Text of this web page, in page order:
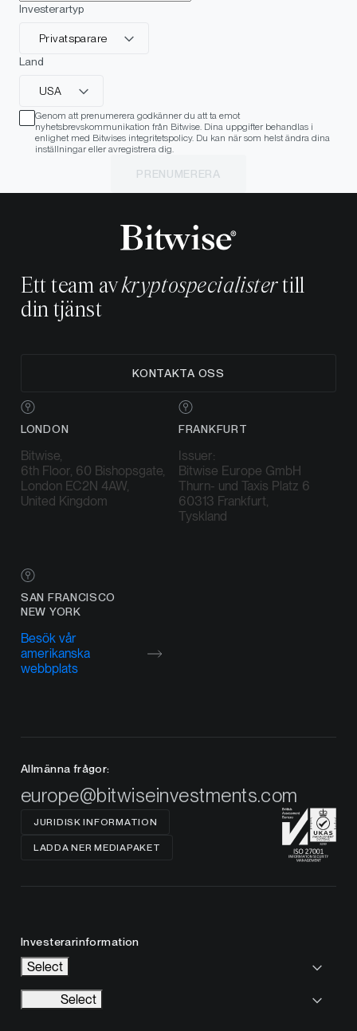
Investerartyp
Privatsparare
Land
USA
Genom att prenumerera godkänner du att ta emot
nyhetsbrevskommunikation från Bitwise. Dina uppgifter behandlas i
enlighet med Bitwises integritetspolicy. Du kan när som helst ändra dina
inställningar eller avregistrera dig.
PRENUMERERA
Ett team avkryptospecialistertill
din tjänst
KONTAKTA OSS
LONDON
Bitwise,
6th Floor, 60 Bishopsgate,
London EC2N 4AW,
United Kingdom
FRANKFURT
Issuer:
Bitwise Europe GmbH
Thurn- und Taxis Platz 6
60313 Frankfurt,
Tyskland
SAN FRANCISCO
NEW YORK
Besök vår
amerikanska
webbplats
Allmänna frågor:
europe@bitwiseinvestments.com
JURIDISK INFORMATION
LADDA NER MEDIAPAKET
Investerarinformation
Select
Select